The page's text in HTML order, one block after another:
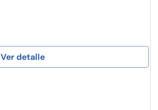
Ver detalle